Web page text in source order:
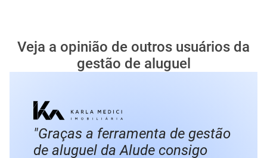
Veja a opinião de outros usuários da
gestão de aluguel
"Graças a ferramenta de gestão
de aluguel da Alude consigo